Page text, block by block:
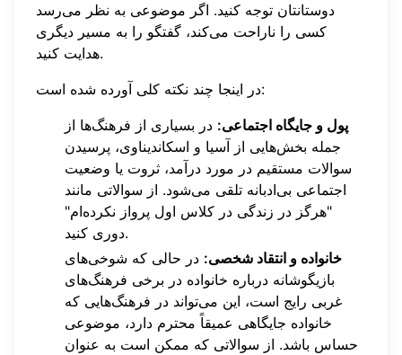
دوستانتان توجه کنید. اگر موضوعی به نظر می‌رسد
کسی را ناراحت می‌کند، گفتگو را به مسیر دیگری
هدایت کنید.
در اینجا چند نکته کلی آورده شده است:
پول و جایگاه اجتماعی: در بسیاری از فرهنگ‌ها از
جمله بخش‌هایی از آسیا و اسکاندیناوی، پرسیدن
سوالات مستقیم در مورد درآمد، ثروت یا وضعیت
اجتماعی بی‌ادبانه تلقی می‌شود. از سوالاتی مانند
"هرگز در زندگی در کلاس اول پرواز نکرده‌ام"
دوری کنید.
خانواده و انتقاد شخصی: در حالی که شوخی‌های
بازیگوشانه درباره خانواده در برخی فرهنگ‌های
غربی رایج است، این می‌تواند در فرهنگ‌هایی که
خانواده جایگاهی عمیقاً محترم دارد، موضوعی
حساس باشد. از سوالاتی که ممکن است به عنوان